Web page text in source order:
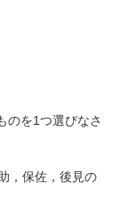
のを1つ選びなさ
，保佐，後見の